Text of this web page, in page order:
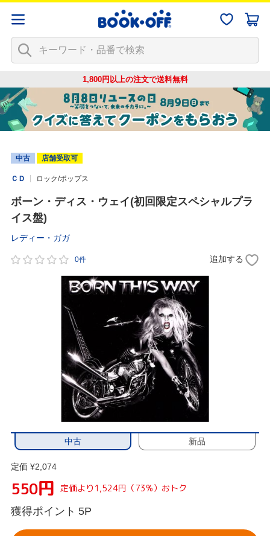
1,800円以上の注文で送料無料
中古 店舗受取可
ＣＤ ロック/ポップス
ボーン・ディス・ウェイ(初回限定スペシャルプラ
イス盤)
レディー・ガガ
0件 追加する
中古 新品
定価 ¥2,074
550円 定価より1,524円（73%）おトク
獲得ポイント 5P